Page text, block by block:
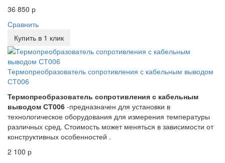
36 850 р
Сравнить
Купить в 1 клик
Термопреобразователь сопротивления с кабельным выводом
СТ006
Термопреобразователь сопротивления с кабельным
выводом СТ006 -предназначен для установки в
технологическое оборудования для измерения температуры
различных сред. Стоимость может меняться в зависимости от
конструктивных особенностей .
2 100 р